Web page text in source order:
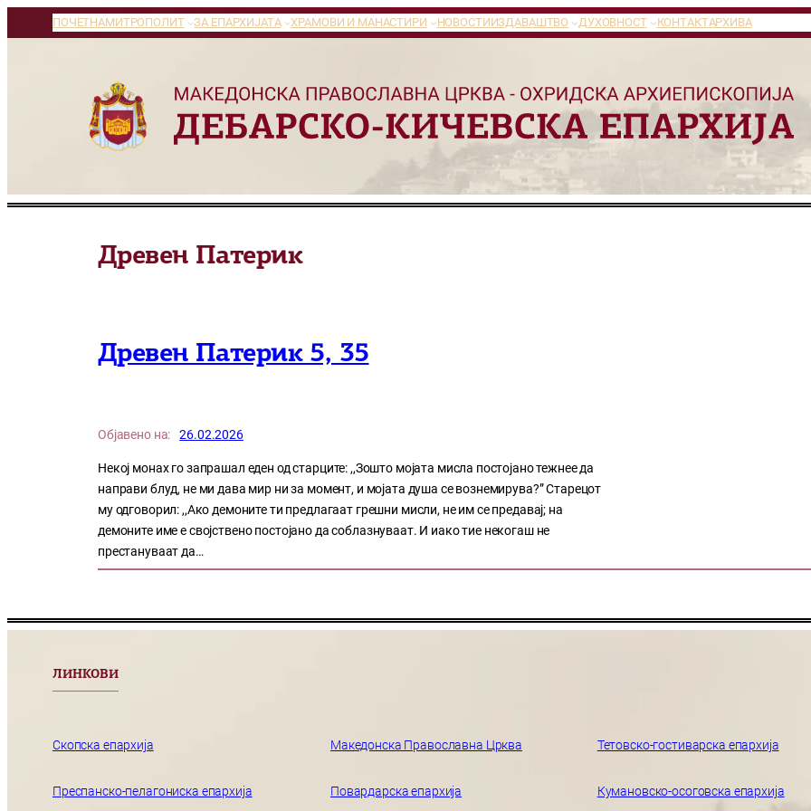
на
ПОЧЕТНАМИТРОПОЛИТ ЗА ЕПАРХИЈАТА ХРАМОВИ И МАНАСТИРИ НОВОСТИИЗДАВАШТВО ДУХОВНОСТ КОНТАКТАРХИВА
Древен Патерик
Древен Патерик 5, 35
Објавено на: 26.02.2026
Некој монах го запрашал еден од старците: ,,Зошто мојата мисла постојано тежнее да
направи блуд, не ми дава мир ни за момент, и мојата душа се вознемирува?” Старецот
му одговорил: ,,Ако демоните ти предлагаат грешни мисли, не им се предавај; на
демоните име е својствено постојано да соблазнуваат. И иако тие некогаш не
престануваат да…
ЛИНКОВИ
Скопска епархија
Преспанско-пелагониска епархија
Македонска Православна Црква
Повардарска епархија
Тетовско-гостиварска епархија
Кумановско-осоговска епархија